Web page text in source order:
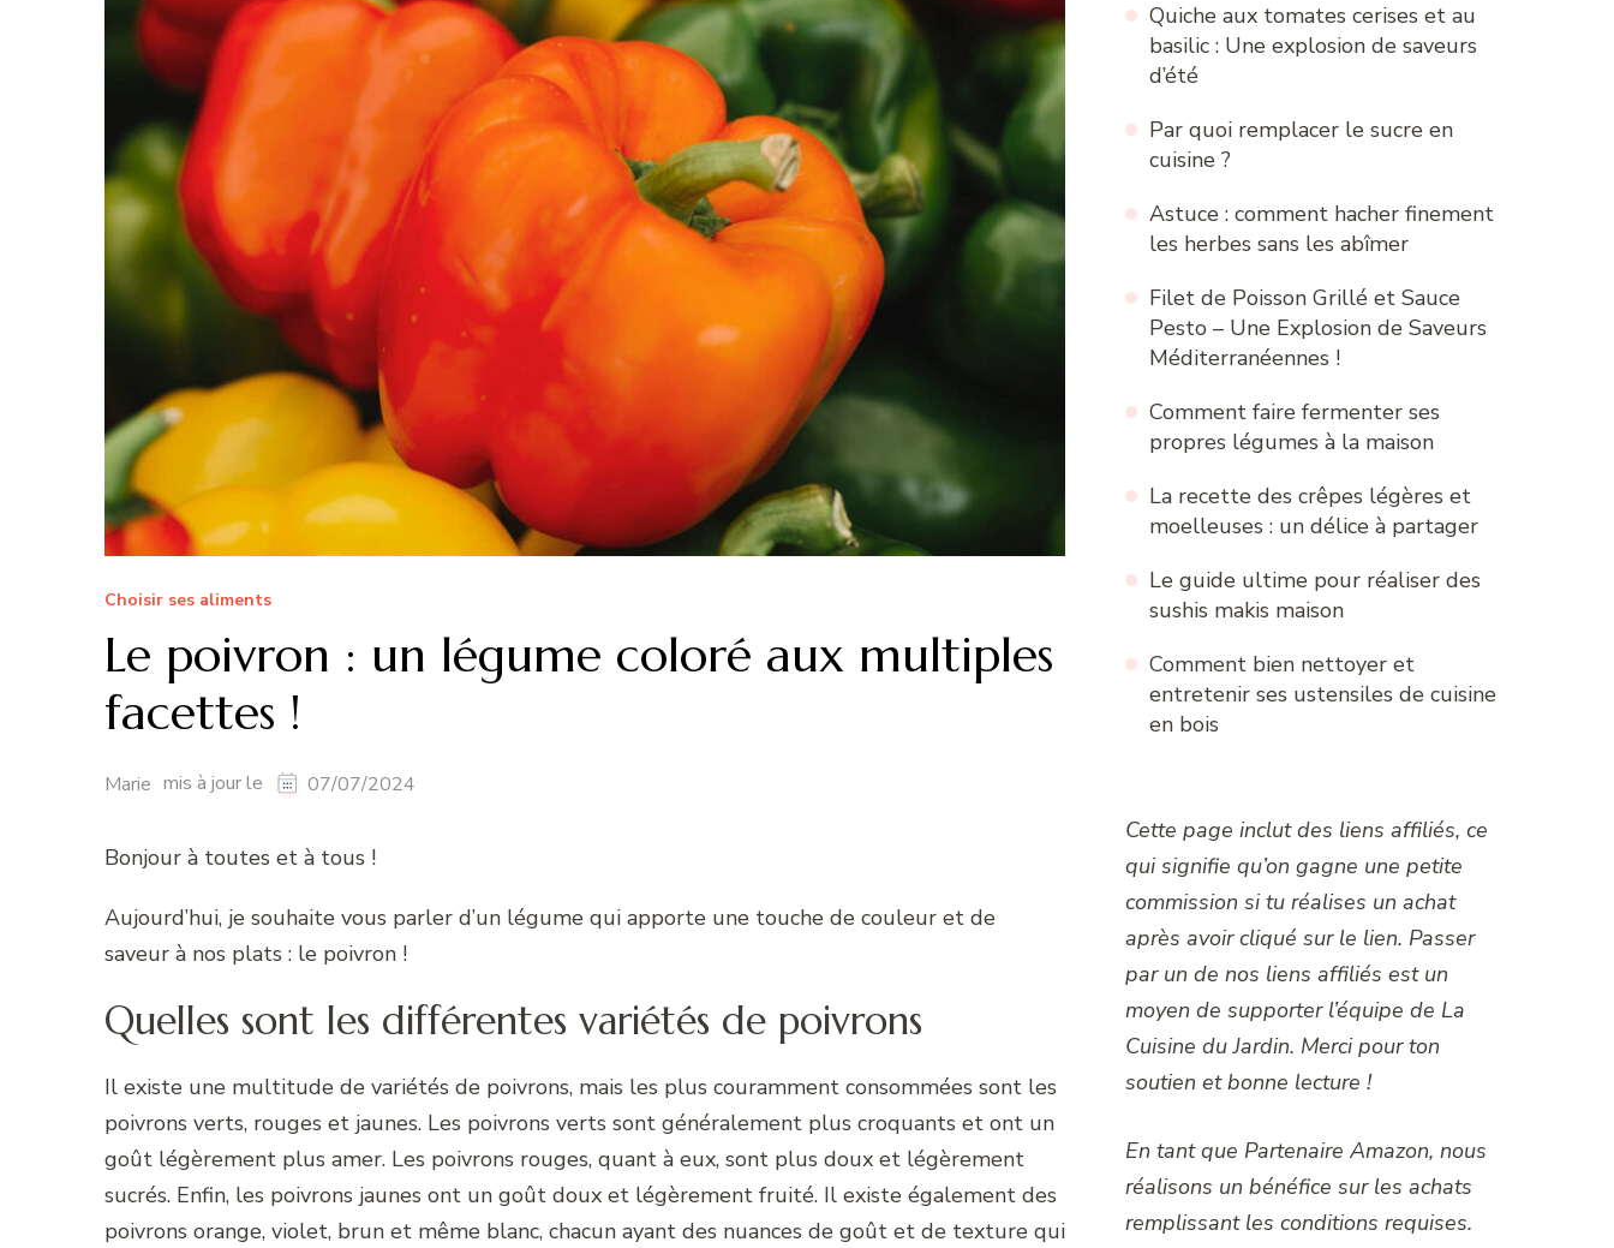
Choisir ses aliments
Le poivron : un légume coloré aux multiples
facettes !
Marie mis à jour le 07/07/2024
Bonjour à toutes et à tous !
Aujourd’hui, je souhaite vous parler d’un légume qui apporte une touche de couleur et de
saveur à nos plats : le poivron !
Quelles sont les différentes variétés de poivrons
Il existe une multitude de variétés de poivrons, mais les plus couramment consommées sont les
poivrons verts, rouges et jaunes. Les poivrons verts sont généralement plus croquants et ont un
goût légèrement plus amer. Les poivrons rouges, quant à eux, sont plus doux et légèrement
sucrés. Enfin, les poivrons jaunes ont un goût doux et légèrement fruité. Il existe également des
poivrons orange, violet, brun et même blanc, chacun ayant des nuances de goût et de texture qui
Quiche aux tomates cerises et au
basilic : Une explosion de saveurs
d’été
Par quoi remplacer le sucre en
cuisine ?
Astuce : comment hacher finement
les herbes sans les abîmer
Filet de Poisson Grillé et Sauce
Pesto – Une Explosion de Saveurs
Méditerranéennes !
Comment faire fermenter ses
propres légumes à la maison
La recette des crêpes légères et
moelleuses : un délice à partager
Le guide ultime pour réaliser des
sushis makis maison
Comment bien nettoyer et
entretenir ses ustensiles de cuisine
en bois
Cette page inclut des liens affiliés, ce
qui signifie qu’on gagne une petite
commission si tu réalises un achat
après avoir cliqué sur le lien. Passer
par un de nos liens affiliés est un
moyen de supporter l’équipe de La
Cuisine du Jardin. Merci pour ton
soutien et bonne lecture !
En tant que Partenaire Amazon, nous
réalisons un bénéfice sur les achats
remplissant les conditions requises.